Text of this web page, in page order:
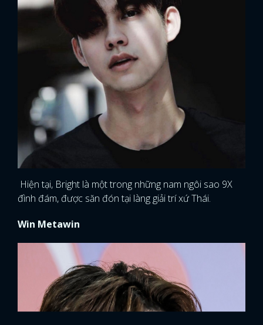
Hiện tại, Bright là một trong những nam ngôi sao 9X
đình đám, được săn đón tại làng giải trí xứ Thái.
Win Metawin